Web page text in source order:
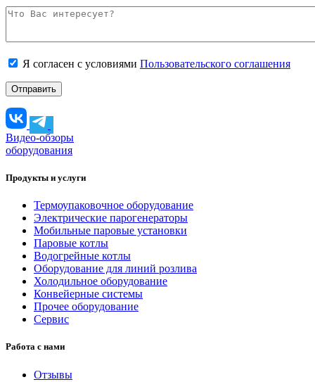
Я согласен с условиями Пользовательского соглашения
Видео-обзоры
оборудования
Продукты и услуги
Термоупаковочное оборудование
Электрические парогенераторы
Мобильные паровые установки
Паровые котлы
Водогрейные котлы
Оборудование для линий розлива
Холодильное оборудование
Конвейерные системы
Прочее оборудование
Сервис
Работа с нами
Отзывы